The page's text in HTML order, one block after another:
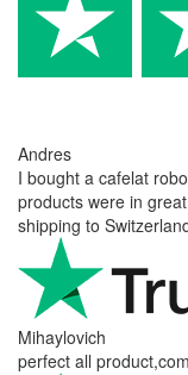
Andres
I bought a cafelat
products were in
shipping to
Mihaylovich
perfect all